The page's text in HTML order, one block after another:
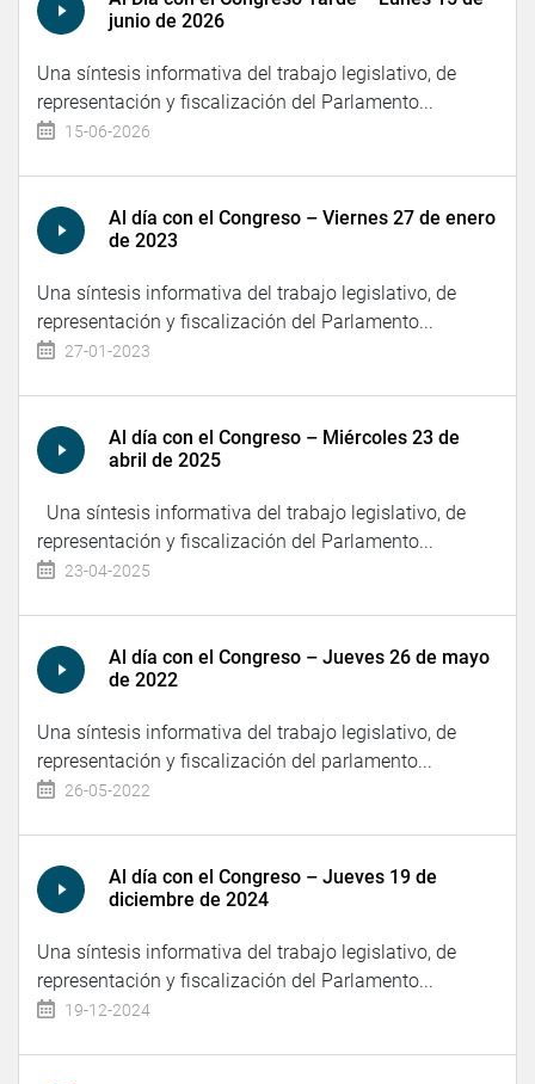
junio de 2026
Una síntesis informativa del trabajo legislativo, de
representación y fiscalización del Parlamento...
15-06-2026
Al día con el Congreso – Viernes 27 de enero
de 2023
Una síntesis informativa del trabajo legislativo, de
representación y fiscalización del Parlamento...
27-01-2023
Al día con el Congreso – Miércoles 23 de
abril de 2025
Una síntesis informativa del trabajo legislativo, de
representación y fiscalización del Parlamento...
23-04-2025
Al día con el Congreso – Jueves 26 de mayo
de 2022
Una síntesis informativa del trabajo legislativo, de
representación y fiscalización del parlamento...
26-05-2022
Al día con el Congreso – Jueves 19 de
diciembre de 2024
Una síntesis informativa del trabajo legislativo, de
representación y fiscalización del Parlamento...
19-12-2024